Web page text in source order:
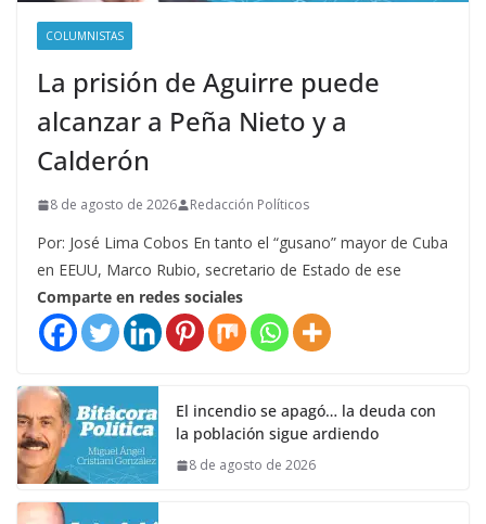
COLUMNISTAS
La prisión de Aguirre puede
alcanzar a Peña Nieto y a
Calderón
8 de agosto de 2026 Redacción Políticos
Por: José Lima Cobos En tanto el “gusano” mayor de Cuba
en EEUU, Marco Rubio, secretario de Estado de ese
Comparte en redes sociales
El incendio se apagó… la deuda con
la población sigue ardiendo
8 de agosto de 2026